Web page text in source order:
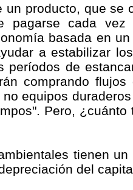
un producto, que se
pagarse cada
basada en
a estabilizar
períodos de
comprando
equipos
Pero,
tienen
del